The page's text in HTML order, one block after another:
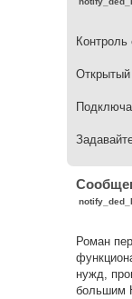
щ
и
Контроль
С
щ
е
н
и
е
Роман
нужд,
большим